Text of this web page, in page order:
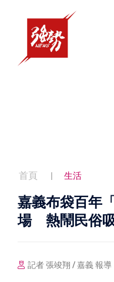
首頁 生活
嘉義布袋百年
場 熱鬧民俗
記者 張竣翔 / 嘉義 報導